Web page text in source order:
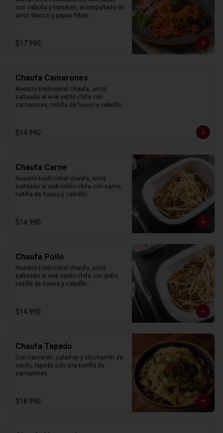
con cebolla y tomates, acompañado de
arroz blanco y papas fritas.
$17.990
Chaufa Camarones
Nuestro tradicional chaufa, arroz
salteado al wok estilo chifa con
camarones, tortilla de huevo y cebollín.
$14.990
Chaufa Carne
Nuestro tradicional chaufa, arroz
salteado al wok estilo chifa con carne,
tortilla de huevo y cebollín
$14.990
Chaufa Pollo
Nuestro tradicional chaufa, arroz
salteado al wok estilo chifa con pollo,
tortilla de huevo y cebollín.
$14.990
Chaufa Tapado
Con camarón, calamar y chicharrón de
cerdo, tapado con una tortilla de
camarones
$18.990